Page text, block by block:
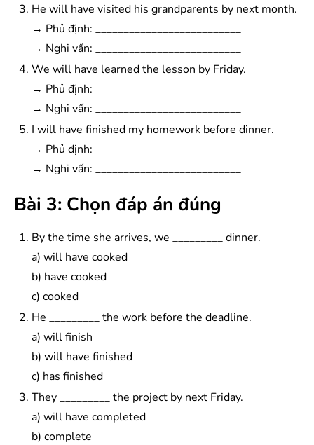
He will have visited his grandparents by next month.
→ Phủ định: __________________________
→ Nghi vấn: __________________________
We will have learned the lesson by Friday.
→ Phủ định: __________________________
→ Nghi vấn: __________________________
I will have finished my homework before dinner.
→ Phủ định: __________________________
→ Nghi vấn: __________________________
Bài 3: Chọn đáp án đúng
By the time she arrives, we _________ dinner.
a) will have cooked
b) have cooked
c) cooked
He _________ the work before the deadline.
a) will finish
b) will have finished
c) has finished
They _________ the project by next Friday.
a) will have completed
b) complete